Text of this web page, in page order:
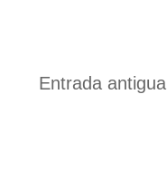
Entrada antigua